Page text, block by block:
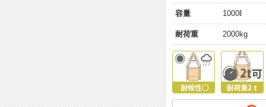
容量 1000ℓ
耐荷重 2000kg